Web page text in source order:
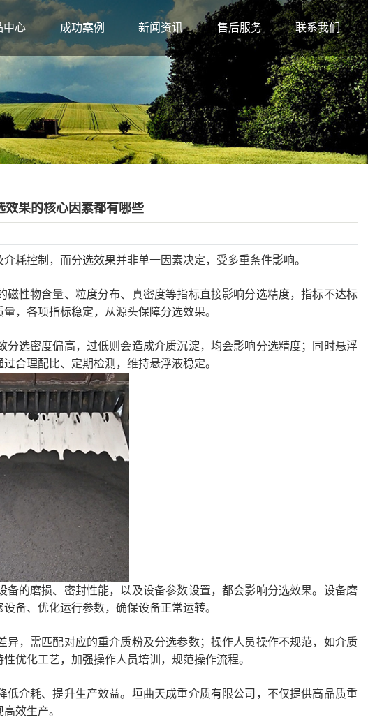
中心 成功案例 新闻资讯 售后服务 联系我们
效果的核心因素都有哪些
耗控制，而分选效果并非单一因素决定，受多重条件影响。
磁性物含量、粒度分布、真密度等指标直接影响分选精度，指标不达标
，各项指标稳定，从源头保障分选效果。
选密度偏高，过低则会造成介质沉淀，均会影响分选精度；同时悬浮
合理配比、定期检测，维持悬浮液稳定。
的磨损、密封性能，以及设备参数设置，都会影响分选效果。设备磨
备、优化运行参数，确保设备正常运转。
，需匹配对应的重介质粉及分选参数；操作人员操作不规范，如介质
优化工艺，加强操作人员培训，规范操作流程。
介耗、提升生产效益。垣曲天成重介质有限公司，不仅提供高品质重
效生产。